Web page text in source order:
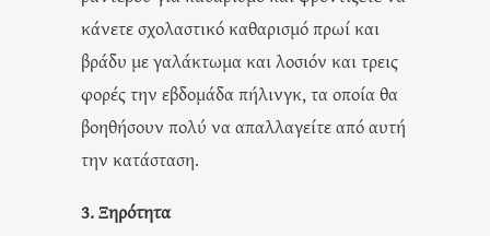
κάνετε σχολαστικό καθαρισμό πρωί και
βράδυ με γαλάκτωμα και λοσιόν και τρεις
φορές την εβδομάδα πήλινγκ, τα οποία θα
βοηθήσουν πολύ να απαλλαγείτε από αυτή
την κατάσταση.
3. Ξηρότητα